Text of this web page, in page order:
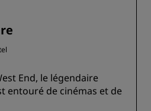
End, le légendaire
entouré de cinémas et de